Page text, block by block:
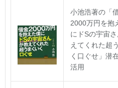
小池浩著の「
2000万円を抱
にドSの宇宙
えてくれた超
く口ぐせ」潜
活用